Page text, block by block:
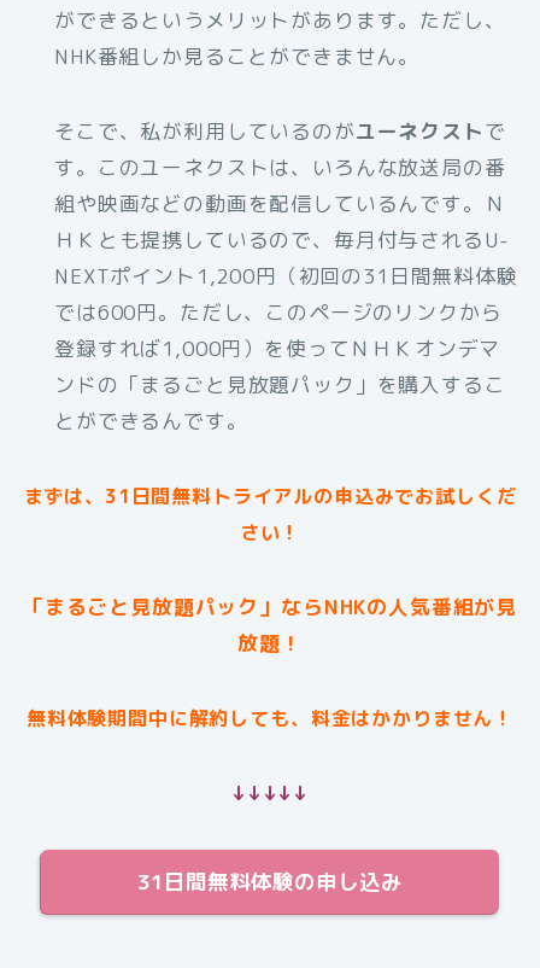
ができるというメリットがあります。ただし、
NHK番組しか見ることができません。
そこで、私が利用しているのがユーネクストで
す。このユーネクストは、いろんな放送局の番
組や映画などの動画を配信しているんです。Ｎ
ＨＫとも提携しているので、毎月付与されるU-
NEXTポイント1,200円（初回の31日間無料体験
では600円。ただし、このページのリンクから
登録すれば1,000円）を使ってＮＨＫオンデマ
ンドの「まるごと見放題パック」を購入するこ
とができるんです。
まずは、31日間無料トライアルの申込みでお試しくだ
さい！
「まるごと見放題パック」ならNHKの人気番組が見
放題！
無料体験期間中に解約しても、料金はかかりません！
↓↓↓↓↓
31日間無料体験の申し込み